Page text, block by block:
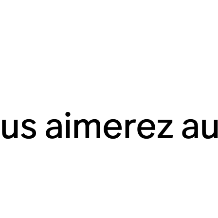
aimerez